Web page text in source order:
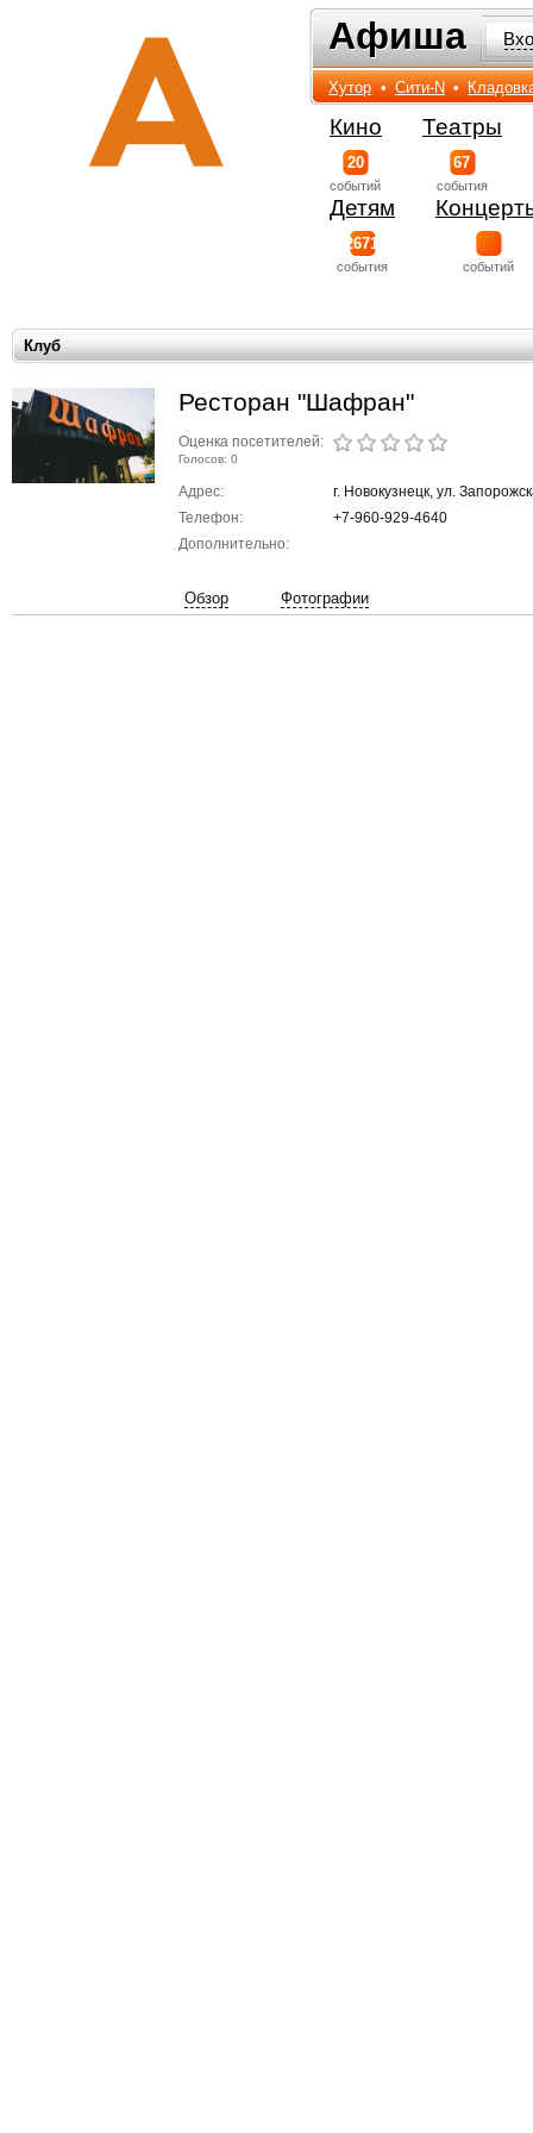
Афиша
Афиша
Хутор • Сити-N •
Кино
20
событий
Театры
67
события
Детям
2671
события событий
Клуб
Ресторан "Шафран"
Оценка посетителей:
Голосов: 0
Адрес:
г. Новокузнецк, ул.
Телефон:
+7-960-929-4640
Дополнительно:
Обзор Фотографии